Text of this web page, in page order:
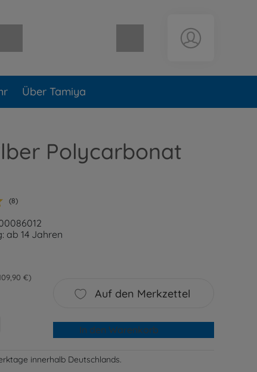
Warenkorb leer
Über Tamiya
Polycarbonat
(8)
ab 14 Jahren
€
Auf den Merkzettel
In den Warenkorb
innerhalb Deutschlands.